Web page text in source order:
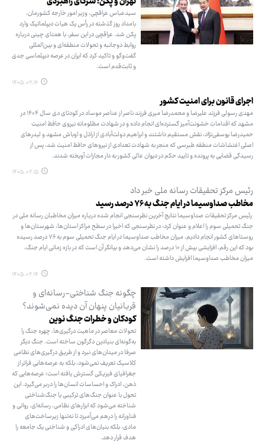
سیدعباس عراقچی، وزیر امور خارجه کشورمان،
بامداد روز گذشته در رأس یک هیات دیپلماتیک وارد
پکن شد. عراقچی در این سفر، با همتای چینی درباره
روابط دوجانبه و تحولات منطقه‌ای و بین‌المللی
گفت‌وگو و تاکید کرد که ایران در عرصه دیپلماسی جدی
و ثابت‌قدم است.
۱۴۰۵.۰۲.۱۶
اجرای قانون برای امنیت کشور
مهدی رسولی فرزند علیرضا و محمدرضا میری فرزند ناصر از عناصر موساد در کودتای دی سال ۱۴۰۴ در
مشهد که اقدامات خشونت‌آمیز گسترده‌ای انجام داده و در شهادت مظلومانه نیروی حافظ امنیت
حمیدرضا یوسفی‌نژاد، نقش مستقیم داشتند و ابراهیم دولت‌آبادی از اراذل و اوباش مشهد و لیدرهای
اصلی اغتشاشات منطقه طبرسی که منجر به شهادت تعدادی از نیروهای حافظ امنیت شد، پس از
رسیدگی قضایی به پرونده و تایید حکم در دیوان عالی کشور به دار مجازات آویخته شدند.
۱۴۰۵.۰۲.۱۵
رئیس مرکز تحقیقات رسانه ملی خبر داد
مخاطب صداوسیما در ایام جنگ به ۷۶ درصد رسید
رئیس مرکز تحقیقات صداوسیما نتایج آخرین نظرسنجی انجام شده درباره میزان مخاطبان رسانه ملی در
جنگ تحمیلی سوم را اعلام و عنوان کرد: در نظرسنجی که اخیرا در سطح مراکز استان‌ها، شهرستان‌ها و
روستاهای کشور انجام دادیم، میزان مخاطب صداوسیما در ایام جنگ تحمیلی سوم به ۷۶ درصد رسیده
بود که این رقم، افزایشی بیش از ۱۰ درصد را نشان می‌دهد و بیانگر آن است که در بازه زمانی ایام جنگ،
میزان مخاطب صداوسیما افزایش داشته است.
۱۴۰۵.۰۲.۱۴
چگونه جنگ شناختی-رسانه‌ای و
قربانیان پنهان آن دیده نمی‌شوند؟
کودکان و خطرات جنگ نوین
تحولات معاصر در ماهیت درگیری‌ها، چهره جنگ را
به‌گونه‌ای بنیادین دگرگون ساخته است. جنگ دیگر
صرفا در میدان‌های نبرد و از طریق درگیری‌های نظامی
کلاسیک تعریف نمی‌شود، بلکه به عرصه‌هایی فراتر از
جغرافیای فیزیکی گسترش یافته است؛ عرصه‌هایی که
ذهن، ادراک و احساسات انسان‌ها را دربر می‌گیرد. این
تحول با عنوان جنگ‌های ترکیبی یا جنگ‌شناختی
شناخته می‌شود که ابزارهای نظامی، رسانه‌ای، روانی و
فناورانه را درهم می‌آمیزد تا نه‌تنها زیرساخت‌های
مادی، بلکه بنیان‌های ادراکی و شناختی یک جامعه را
هدف قرار دهد.